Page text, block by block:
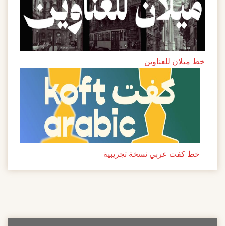
خط ميلان للعناوين
خط كفت عربي نسخة تجريبية